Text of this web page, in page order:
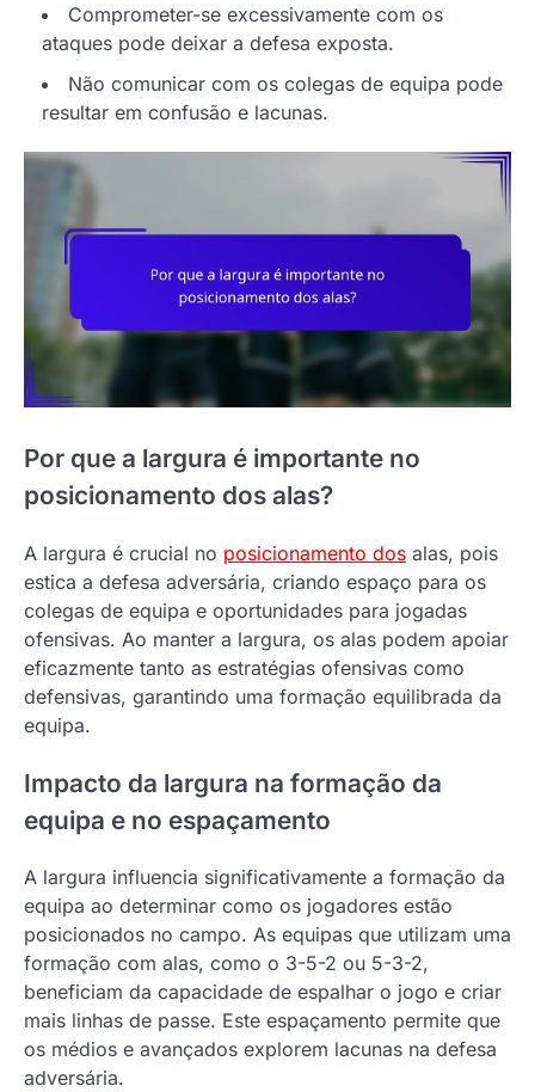
Comprometer-se excessivamente com os
ataques pode deixar a defesa exposta.
Não comunicar com os colegas de equipa pode
resultar em confusão e lacunas.
Por que a largura é importante no
posicionamento dos alas?
A largura é crucial no posicionamento dos alas, pois
estica a defesa adversária, criando espaço para os
colegas de equipa e oportunidades para jogadas
ofensivas. Ao manter a largura, os alas podem apoiar
eficazmente tanto as estratégias ofensivas como
defensivas, garantindo uma formação equilibrada da
equipa.
Impacto da largura na formação da
equipa e no espaçamento
A largura influencia significativamente a formação da
equipa ao determinar como os jogadores estão
posicionados no campo. As equipas que utilizam uma
formação com alas, como o 3-5-2 ou 5-3-2,
beneficiam da capacidade de espalhar o jogo e criar
mais linhas de passe. Este espaçamento permite que
os médios e avançados explorem lacunas na defesa
adversária.